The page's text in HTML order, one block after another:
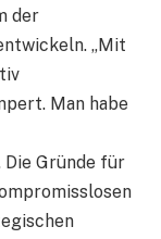
der
„Mit
Man habe
Gründe für